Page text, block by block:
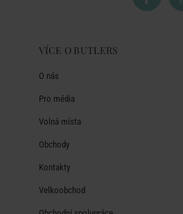
VÍCE O BUTLERS
O nás
Pro média
Volná místa
Obchody
Kontakty
Velkoobchod